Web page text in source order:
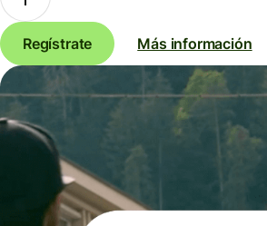
Regístrate Más información